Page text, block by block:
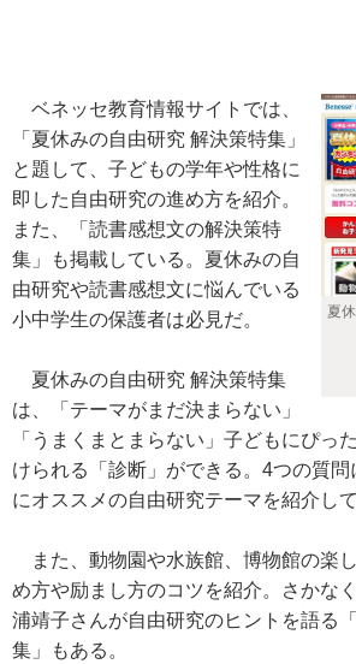
夏
ベネッセ教育情報サイトでは、
「夏休みの自由研究 解決策特集」
と題して、子どもの学年や性格に
即した自由研究の進め方を紹介。
また、「読書感想文の解決策特
集」も掲載している。夏休みの自
由研究や読書感想文に悩んでいる
小中学生の保護者は必見だ。
夏休みの自由研究 解決策特集
は、「テーマがまだ決まらない」
「うまくまとまらない」子どもにぴっ
けられる「診断」ができる。4つの質問
にオススメの自由研究テーマを紹介して
また、動物園や水族館、博物館の楽
め方や励まし方のコツを紹介。さかな
浦靖子さんが自由研究のヒントを語る
集」もある。